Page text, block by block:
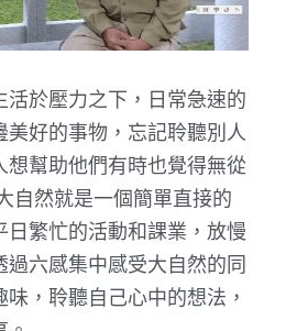
活於壓力之下，日常急速的
美好的事物，忘記聆聽別人
想幫助他們有時也覺得無從
自然就是一個簡單直接的
日繁忙的活動和課業，放慢
六感集中感受大自然的同
，聆聽自己心中的想法，